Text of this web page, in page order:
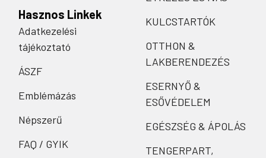
Hasznos Linkek
Adatkezelési
tájékoztató
ÁSZF
Emblémázás
Népszerű
FAQ / GYIK
KULCSTARTÓK
OTTHON &
LAKBERENDEZÉS
ESERNYŐ &
ESŐVÉDELEM
EGÉSZSÉG & ÁPOLÁS
TENGERPART,